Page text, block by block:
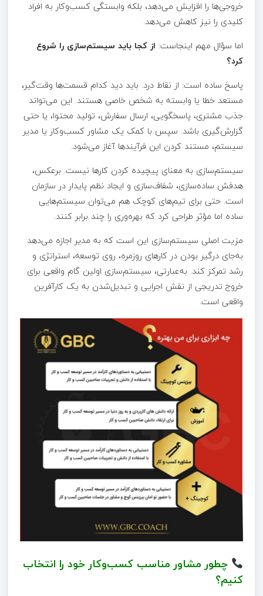
خروجی‌ها را افزایش می‌دهد، بلکه وابستگی کسب‌وکار به افراد
کلیدی را نیز کاهش می‌دهد.
اما سؤال مهم اینجاست: از کجا باید سیستم‌سازی را شروع
کرد؟
پاسخ ساده است: از نقاط درد. باید دید کدام قسمت‌ها وقت‌گیر،
مستعد خطا یا وابسته به شخص خاصی هستند. این می‌تواند
جذب مشتری، پاسخگویی، ارسال سفارش، تولید محتوا، یا حتی
گزارش‌گیری باشد. سپس با کمک یک مشاور کسب‌وکار یا مدیر
سیستم، مستند کردن این فرآیندها آغاز می‌شود.
سیستم‌سازی به معنای پیچیده کردن کارها نیست. برعکس،
هدفش ساده‌سازی، شفاف‌سازی و ایجاد نظم پایدار در سازمان
است. حتی برای تیم‌های کوچک هم می‌توان سیستم‌هایی
ساده اما مؤثر طراحی کرد که بهره‌وری را چند برابر کنند.
مزیت اصلی سیستم‌سازی این است که به مدیر اجازه می‌دهد
به‌جای درگیر بودن در کارهای روزمره، روی توسعه، استراتژی و
رشد تمرکز کند. به‌عبارتی، سیستم‌سازی اولین گام واقعی برای
خروج تدریجی از نقش اجرایی و تبدیل‌شدن به یک کارآفرین
واقعی است.
چطور مشاور مناسب کسب‌وکار خود را انتخاب
کنیم؟